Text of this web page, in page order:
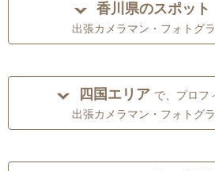
香川県のスポット
出張カメラマン・フォトグ
四国エリア で、プロフ
出張カメラマン・フォトグ